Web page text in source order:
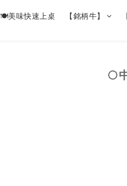
🍽美味快速上桌 【銘柄牛】
🌕